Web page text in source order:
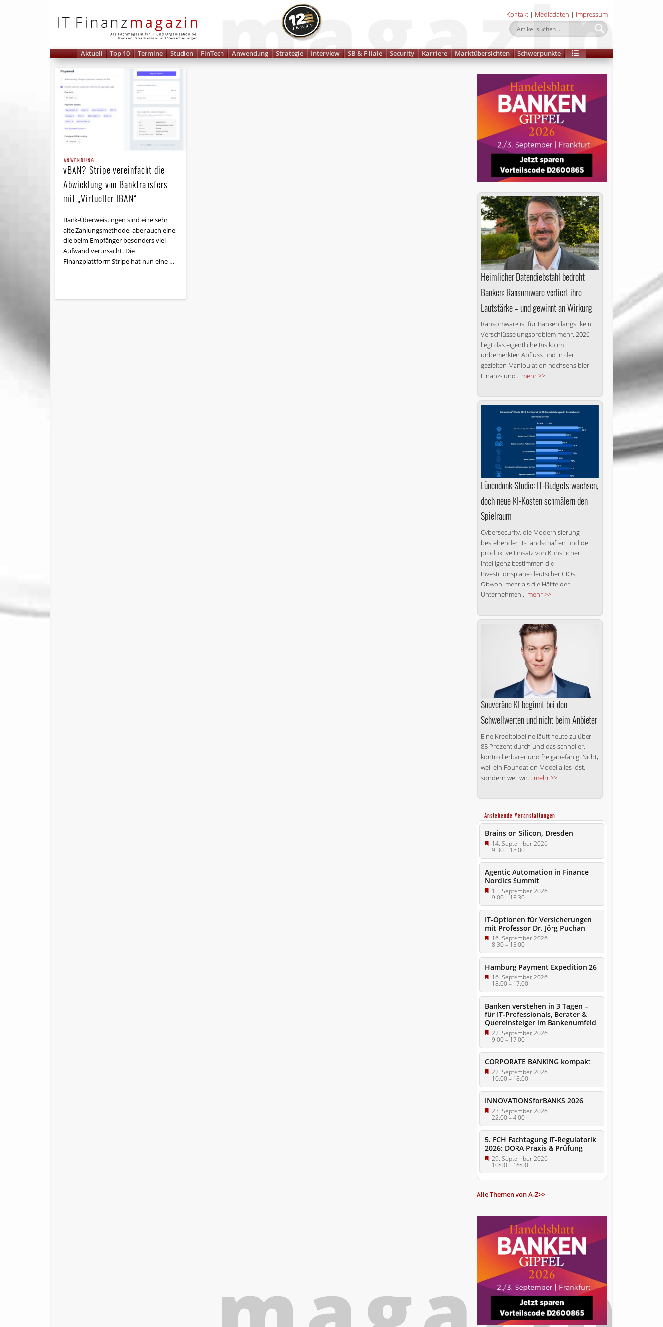
Kontakt | Mediadaten | Impressum
Aktuell Top 10 Termine Studien FinTech Anwendung Strategie Interview SB & Filiale Security Karriere Marktübersichten Schwerpunkte
ANWENDUNG
vBAN? Stripe vereinfacht die
Abwicklung von Banktransfers
mit „Virtueller IBAN“
Bank-Überweisungen sind eine sehr
alte Zahlungsmethode, aber auch eine,
die beim Empfänger besonders viel
Aufwand verursacht. Die
Finanzplattform Stripe hat nun eine …
Heimlicher Datendiebstahl bedroht
Banken: Ransomware verliert ihre
Lautstärke – und gewinnt an Wirkung
Ransomware ist für Banken längst kein
Verschlüsselungsproblem mehr. 2026
liegt das eigentliche Risiko im
unbemerkten Abfluss und in der
gezielten Manipulation hochsensibler
Finanz- und... mehr >>
Lünendonk-Studie: IT-Budgets wachsen,
doch neue KI-Kosten schmälern den
Spielraum
Cybersecurity, die Modernisierung
bestehender IT-Landschaften und der
produktive Einsatz von Künstlicher
Intelligenz bestimmen die
Investitionspläne deutscher CIOs.
Obwohl mehr als die Hälfte der
Unternehmen... mehr >>
Souveräne KI beginnt bei den
Schwellwerten und nicht beim Anbieter
Eine Kreditpipeline läuft heute zu über
85 Prozent durch und das schneller,
kontrollierbarer und freigabefähig. Nicht,
weil ein Foundation Model alles löst,
sondern weil wir... mehr >>
Anstehende Veranstaltungen
Brains on Silicon, Dresden
14. September 2026
9:30–18:00
Agentic Automation in Finance
Nordics Summit
15. September 2026
9:00–18:30
IT-Optionen für Versicherungen
mit Professor Dr. Jörg Puchan
16. September 2026
8:30–15:00
Hamburg Payment Expedition 26
16. September 2026
18:00– 17:00
Banken verstehen in 3 Tagen –
für IT-Professionals, Berater &
Quereinsteiger im Bankenumfeld
22. September 2026
9:00–17:00
CORPORATE BANKING kompakt
22. September 2026
10:00– 18:00
INNOVATIONSforBANKS 2026
23. September 2026
22:00–4:00
5. FCH Fachtagung IT-Regulatorik
2026: DORA Praxis & Prüfung
29. September 2026
10:00– 16:00
Alle Themen von A-Z>>